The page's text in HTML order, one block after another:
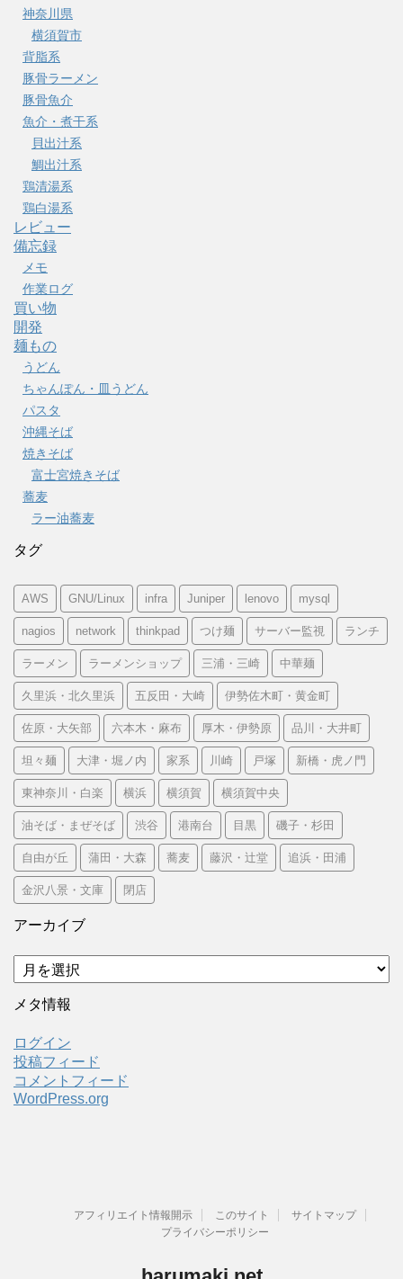
神奈川県
横須賀市
背脂系
豚骨ラーメン
豚骨魚介
魚介・煮干系
貝出汁系
鯛出汁系
鶏清湯系
鶏白湯系
レビュー
備忘録
メモ
作業ログ
買い物
開発
麺もの
うどん
ちゃんぽん・皿うどん
パスタ
沖縄そば
焼きそば
富士宮焼きそば
蕎麦
ラー油蕎麦
タグ
AWS GNU/Linux infra Juniper lenovo mysql
nagios network thinkpad つけ麺 サーバー監視 ランチ
ラーメン ラーメンショップ 三浦・三崎 中華麺
久里浜・北久里浜 五反田・大崎 伊勢佐木町・黄金町
佐原・大矢部 六本木・麻布 厚木・伊勢原 品川・大井町
坦々麺 大津・堀ノ内 家系 川崎 戸塚 新橋・虎ノ門
東神奈川・白楽 横浜 横須賀 横須賀中央
油そば・まぜそば 渋谷 港南台 目黒 磯子・杉田
自由が丘 蒲田・大森 蕎麦 藤沢・辻堂 追浜・田浦
金沢八景・文庫 閉店
アーカイブ
ア
ー
カ
ブ
メタ情報
ログイン
投稿フィード
コメントフィード
WordPress.org
アフィリエイト情報開示 このサイト
サイトマップ
プライバシーポリシー